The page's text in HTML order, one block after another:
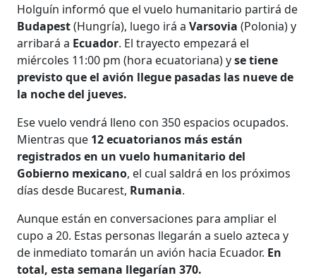
Holguín informó que el vuelo humanitario partirá de
Budapest(Hungría), luego irá aVarsovia (Polonia) y
arribará a Ecuador. El trayecto empezará el
miércoles 11:00 pm (hora ecuatoriana) yse tiene
previsto que el avión llegue pasadas las nueve de
la noche del jueves.
Ese vuelo vendrá lleno con 350 espacios ocupados.
Mientras que 12 ecuatorianos más están
registrados en un vuelo humanitario del
Gobierno mexicano, el cual saldrá en los próximos
días desde Bucarest, Rumania.
Aunque están en conversaciones para ampliar el
cupo a 20. Estas personas llegarán a suelo azteca y
de inmediato tomarán un avión hacia Ecuador. En
total, esta semana llegarían 370.